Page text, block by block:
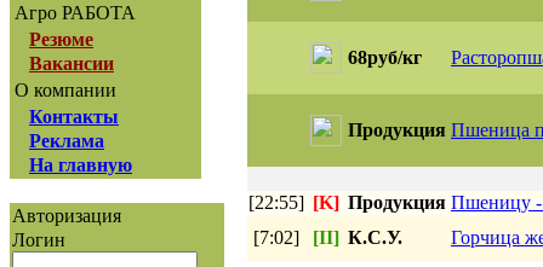
Агро РАБОТА
Резюме
Вакансии
О компании
Контакты
Реклама
На главную
Авторизация
Логин
68руб/кг
Продукция Пшеница
[22:55] [K] Продукция Пшеницу -
[7:02]
[II] К.С.У. Горчица